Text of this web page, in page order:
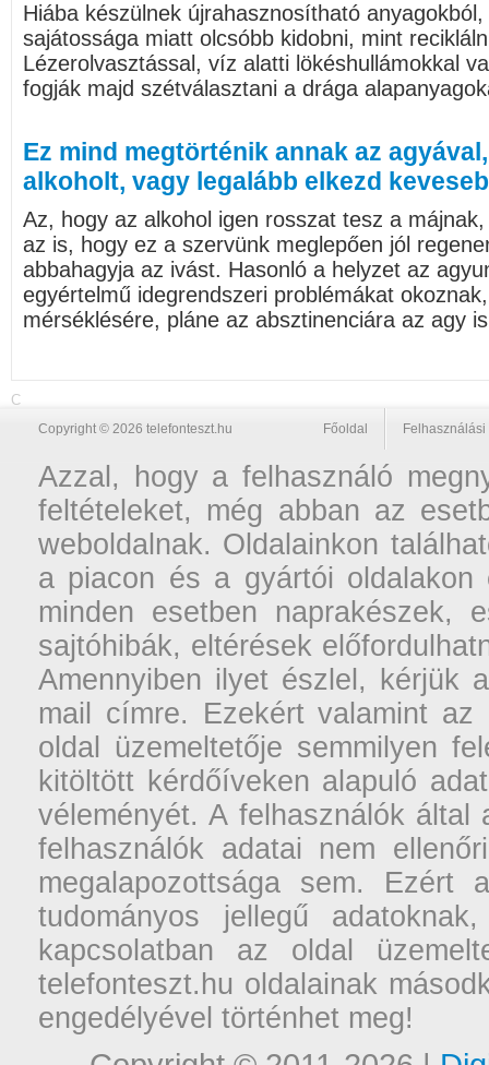
Hiába készülnek újrahasznosítható
sajátossága miatt olcsóbb kidobni, mint
Lézerolvasztással, víz alatti lökéshullámokkal
fogják majd szétválasztani a drága
Ez mind megtörténik annak az
alkoholt, vagy legalább elkezd
Az, hogy az alkohol igen rosszat tesz a
az is, hogy ez a szervünk meglepően jól
abbahagyja az ivást. Hasonló a helyzet az
egyértelmű idegrendszeri problémákat
mérséklésére, pláne az absztinenciára az agy
C
Copyright © 2026 telefonteszt.hu Főoldal
Azzal, hogy a felhasználó
feltételeket, még abban az
weboldalnak. Oldalainkon
a piacon és a gyártói oldalakon
minden esetben naprakészek,
sajtóhibák, eltérések
Amennyiben ilyet észlel, kérjük
mail címre. Ezekért valamint
oldal üzemeltetője semmilyen
kitöltött kérdőíveken alapuló
véleményét. A felhasználók
felhasználók adatai nem
megalapozottsága sem. Ezért
tudományos jellegű
kapcsolatban az oldal
telefonteszt.hu oldalainak
engedélyével történhet meg!